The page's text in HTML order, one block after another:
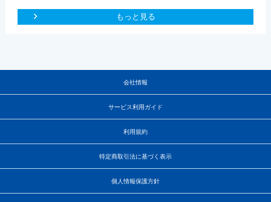
もっと見る
会社情報
サービス利用ガイド
利用規約
特定商取引法に基づく表示
個人情報保護方針